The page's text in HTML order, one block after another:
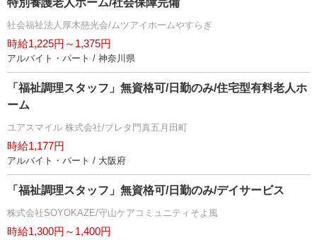
特別養護老人ホーム/社会保障完備
社会福祉法人厚木慈光会/ムツアイホームやすらぎ
時給1,225円～1,375円
アルバイト・パート / 神奈川県
「福祉調理スタッフ」無資格可/日勤のみ/住宅型有料老人ホ
ーム
ユアスマイル 株式会社/プレタ門真五月田町
時給1,177円
アルバイト・パート / 大阪府
「福祉調理スタッフ」無資格可/日勤のみ/デイサービス
株式会社SOYOKAZE/守山ケアコミュニティそよ風
時給1,300円～1,400円